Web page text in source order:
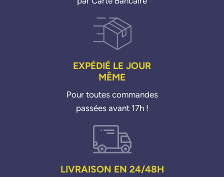
EXPÉDIÉ LE JOUR
MÊME
Pour toutes commandes
passées avant 17h !
LIVRAISON EN 24/48H